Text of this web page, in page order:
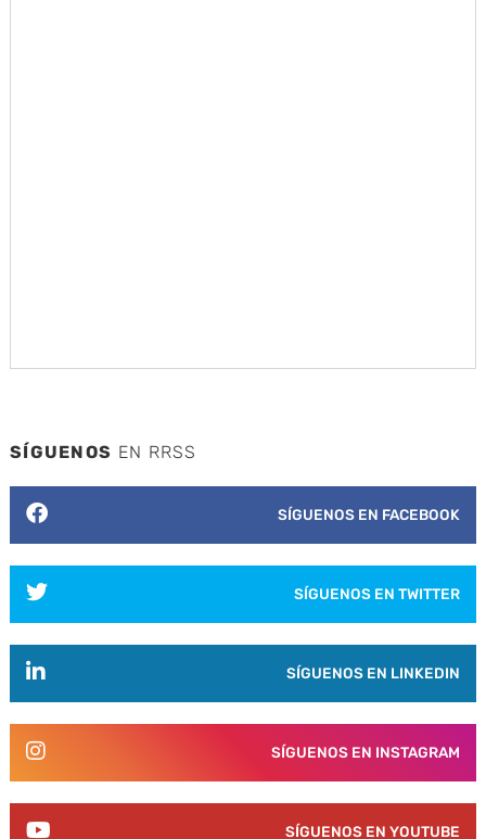
SÍGUENOS EN RRSS
SÍGUENOS EN FACEBOOK
SÍGUENOS EN TWITTER
SÍGUENOS EN LINKEDIN
SÍGUENOS EN INSTAGRAM
SÍGUENOS EN YOUTUBE